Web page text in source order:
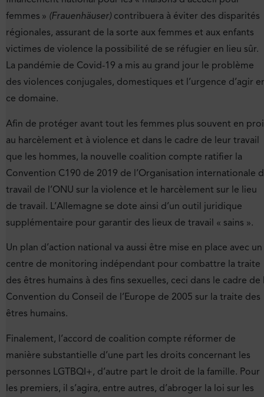
femmes » (Frauenhäuser) contribuera à éviter des disparités
régionales, assurant de la sorte aux femmes et aux enfants
victimes de violence la possibilité de se réfugier en lieu sûr.
La pandémie de Covid-19 a mis au grand jour le problème
des violences conjugales, domestiques et l’urgence d’agir
ce domaine.
Afin de protéger avant tout les femmes plus souvent en
au harcèlement et à violence et dans le cadre de leur travail
que les hommes, la nouvelle coalition compte ratifier la
Convention C190 de 2019 de l’Organisation internationale
travail de l’ONU sur la violence et le harcèlement sur le lieu
de travail. L’Allemagne se dote ainsi d’un outil juridique
supplémentaire pour garantir des lieux de travail « sains ».
Un plan d’action national va aussi être mise en place avec un
centre de monitoring indépendant pour combattre la traite
des êtres humains à des fins sexuelles, ceci dans le cadre de
Convention du Conseil de l’Europe de 2005 sur la traite des
êtres humains.
Finalement, l’accord de coalition compte réformer de
manière substantielle d’une part les droits concernant les
personnes LGTBQI+, d’autre part le droit de la famille. Pour
les premiers, il s’agira, entre autres, d’abroger la loi sur les